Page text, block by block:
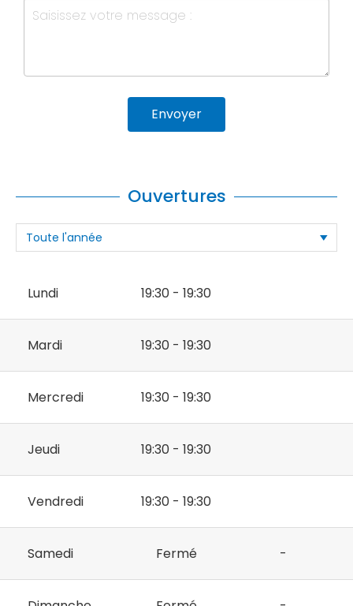
Envoyer
Ouvertures
Lundi 19:30 - 19:30
Mardi 19:30 - 19:30
Mercredi 19:30 - 19:30
Jeudi 19:30 - 19:30
Vendredi 19:30 - 19:30
Samedi Fermé -